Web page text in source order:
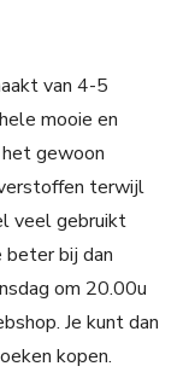
van 4-5
mooie en
gewoon
terwijl
veel gebruikt
beter bij dan
om 20.00u
Je kunt dan
kopen.